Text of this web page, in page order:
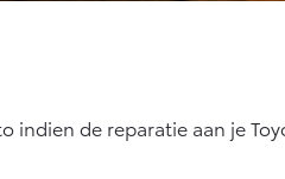
indien de reparatie aan je